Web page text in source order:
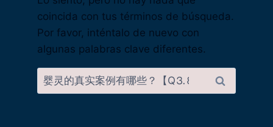
coincida con tus términos de búsqueda.
Por favor, inténtalo de nuevo con
algunas palabras clave diferentes.
Buscar: